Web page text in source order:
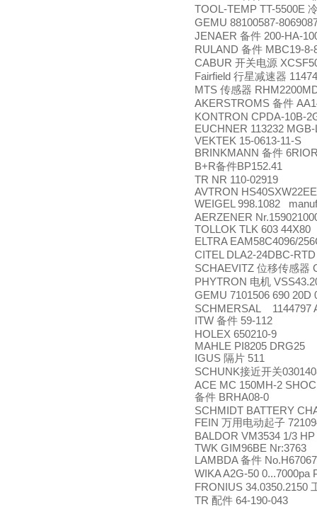
TOOL-TEMP TT-5500E
GEMU 88100587-
JENAER 备件 200-HA-
RULAND 备件 MBC19-8-
CABUR 开关电源
Fairfield 行星减速器
MTS 传感器
AKERSTROMS 备件
KONTRON CPDA-10B-
EUCHNER 113232
VEKTEK 15-0613-11-S
BRINKMANN 备件
B+R备件BP152.41
TR NR 110-02919
AVTRON
WEIGEL 998.1082
AERZENER
TOLLOK TLK 603 44X80
ELTRA EAM58C4096/
CITEL DLA2-24DBC-
SCHAEVITZ 位移传感器
PHYTRON 电机
GEMU 7101506 690 20D
SCHMERSAL 1144797
ITW 备件 59-112
HOLEX 650210-9
MAHLE PI8205 DRG25
IGUS 隔片 511
SCHUNK接近开关
ACE MC 150MH-2
备件 BRHA08-0
SCHMIDT BATTERY
FEIN 万用电动起子
BALDOR VM3534 1/3
TWK GIM96BE Nr:3763
LAMBDA备件
WIKA A2G-50 0...7000pa
FRONIUS 34.0350.2150
TR 配件 64-190-043